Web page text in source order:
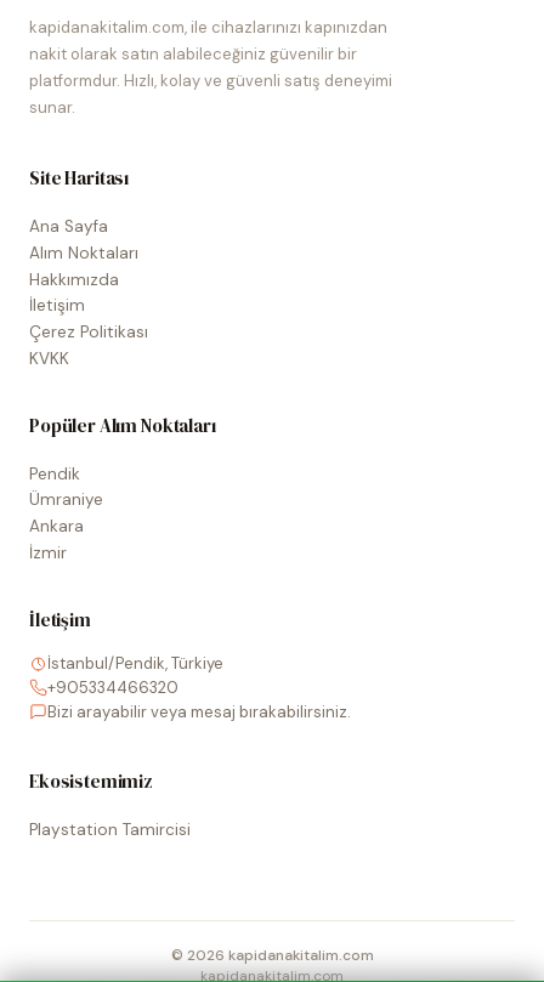
kapidanakitalim.com, ile cihazlarınızı kapınızdan
nakit olarak satın alabileceğiniz güvenilir bir
platformdur. Hızlı, kolay ve güvenli satış deneyimi
sunar.
Site Haritası
Ana Sayfa
Alım Noktaları
Hakkımızda
İletişim
Çerez Politikası
KVKK
Popüler Alım Noktaları
Pendik
Ümraniye
Ankara
İzmir
İletişim
İstanbul/Pendik, Türkiye
+905334466320
Bizi arayabilir veya mesaj bırakabilirsiniz.
Ekosistemimiz
Playstation Tamircisi
© 2026 kapidanakitalim.com
kapidanakitalim.com